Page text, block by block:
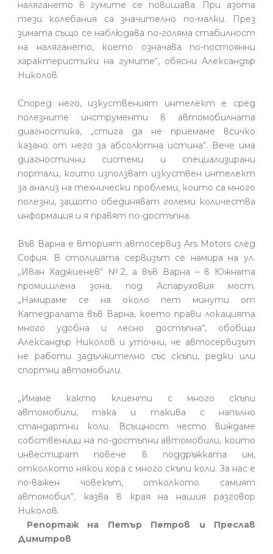
налягането в гумите се повишава. При азота
тези колебания са значително по-малки. През
зимата също се наблюдава по-голяма стабилност
на налягането, което означава по-постоянни
характеристики на гумите“, обясни Александър
Николов.
Според него, изкуственият интелект е сред
полезните инструменти в автомобилната
диагностика, „стига да не приемаме всичко
казано от него за абсолютна истина“. Вече има
диагностични системи и специализирани
портали, които използват изкуствен интелект
за анализ на технически проблеми, които са много
полезни, защото обединяват големи количества
информация и я правят по-достъпна.
Във Варна е вторият автосервиз Ars Motors след
София. В столицата сервизът се намира на ул.
„Иван Хаджиенев“ №2, а във Варна – в Южната
промишлена зона, под Аспаруховия мост.
„Намираме се на около пет минути от
Катедралата във Варна, което прави локацията
много удобна и лесно достъпна“, обобщи
Александър Николов и уточни, че автосервизът
не работи задължително със скъпи, редки или
спортни автомобили.
„Имаме както клиенти с много скъпи
автомобили, така и такива с напълно
стандартни коли. Всъщност често виждаме
собственици на по-достъпни автомобили, които
инвестират повече в поддръжката им,
отколкото някои хора с много скъпи коли. За нас е
по-важен човекът, отколкото самият
автомобил“, казва в края на нашия разговор
Николов.
Репортаж на Петър Петров и Преслав
Димитров